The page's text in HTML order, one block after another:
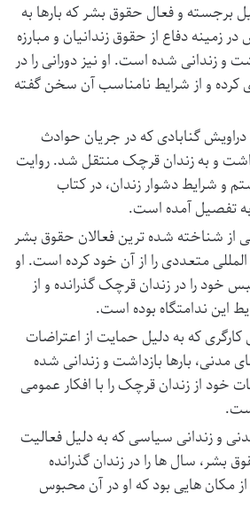
برجسته و فعال حقوق بشر که بارها به
زمینه دفاع از حقوق زندانیان و مبارزه
و زندانی شده است. او نیز دورانی را در
و از شرایط نامناسب آن سخن گفته
دراویش گنابادی که در جریان حوادث
و به زندان قرچک منتقل شد. روایت
و شرایط دشوار زندان، در کتاب
تفصیل آمده است.
از شناخته شده ترین فعالان حقوق بشر
المللی متعددی را از آن خود کرده است. او
خود را در زندان قرچک گذرانده و از
این ندامتگاه بوده است.
کارگری که به دلیل حمایت از اعتراضات
مدنی، بارها بازداشت و زندانی شده
خود از زندان قرچک را با افکار عمومی
و زندانی سیاسی که به دلیل فعالیت
بشر، سال ها را در زندان گذرانده
هایی بود که او در آن محبوس